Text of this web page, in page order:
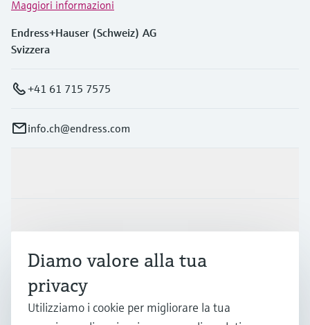
Maggiori informazioni
Endress+Hauser (Schweiz) AG
Svizzera
+41 61 715 7575
info.ch@endress.com
Diamo valore alla tua
privacy
Utilizziamo i cookie per migliorare la tua